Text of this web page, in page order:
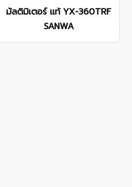
มัลติมิเตอร์ แท้ YX-360TRF
SANWA